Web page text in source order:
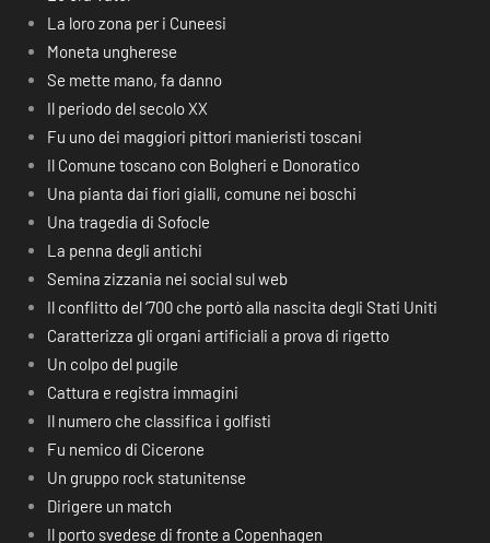
La loro zona per i Cuneesi
Moneta ungherese
Se mette mano, fa danno
Il periodo del secolo XX
Fu uno dei maggiori pittori manieristi toscani
Il Comune toscano con Bolgheri e Donoratico
Una pianta dai fiori gialli, comune nei boschi
Una tragedia di Sofocle
La penna degli antichi
Semina zizzania nei social sul web
Il conflitto del ‘700 che portò alla nascita degli Stati Uniti
Caratterizza gli organi artificiali a prova di rigetto
Un colpo del pugile
Cattura e registra immagini
Il numero che classifica i golfisti
Fu nemico di Cicerone
Un gruppo rock statunitense
Dirigere un match
Il porto svedese di fronte a Copenhagen